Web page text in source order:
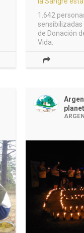
1.642
sensibilizadas
de Donación
Vida.